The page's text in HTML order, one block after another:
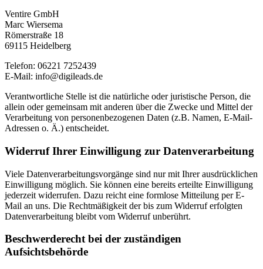
Ventire GmbH
Marc Wiersema
Römerstraße 18
69115 Heidelberg
Telefon: 06221 7252439
E-Mail: info@digileads.de
Verantwortliche Stelle ist die natürliche oder juristische Person, die
allein oder gemeinsam mit anderen über die Zwecke und Mittel der
Verarbeitung von personenbezogenen Daten (z.B. Namen, E-Mail-
Adressen o. Ä.) entscheidet.
Widerruf Ihrer Einwilligung zur Datenverarbeitung
Viele Datenverarbeitungsvorgänge sind nur mit Ihrer ausdrücklichen
Einwilligung möglich. Sie können eine bereits erteilte Einwilligung
jederzeit widerrufen. Dazu reicht eine formlose Mitteilung per E-
Mail an uns. Die Rechtmäßigkeit der bis zum Widerruf erfolgten
Datenverarbeitung bleibt vom Widerruf unberührt.
Beschwerderecht bei der zuständigen
Aufsichtsbehörde